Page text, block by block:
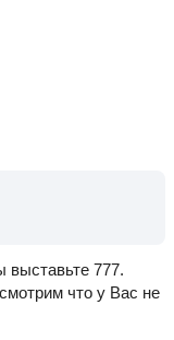
выставьте 777.
что у Вас не